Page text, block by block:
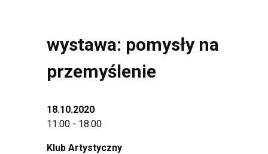
wystawa: pomysły na
przemyślenie
18.10.2020
11:00 - 18:00
Klub Artystyczny